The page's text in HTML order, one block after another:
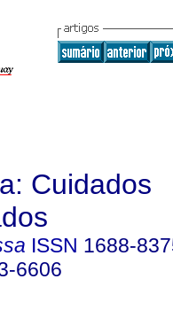
Cuidados
ISSN 1688-
6606